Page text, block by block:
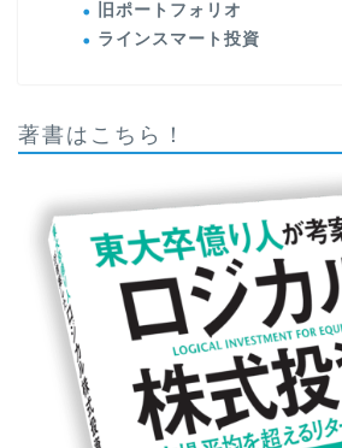
旧ポートフォリオ
ラインスマート投資
著書はこちら！